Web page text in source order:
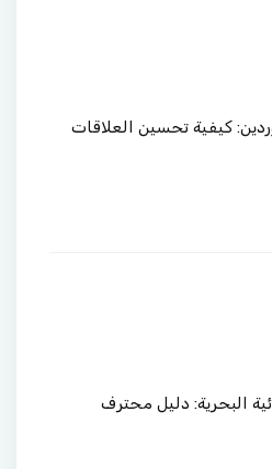
كيفية تحسين العلاقات
البحرية: دليل محترف